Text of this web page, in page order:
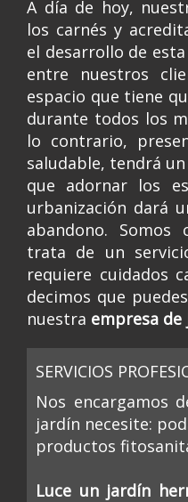
A día de hoy,
los carnés y
el desarrollo de
entre nuestros
espacio que tiene
durante todos los
lo contrario,
saludable, tendrá
que adornar los
urbanización dará
abandono. Somos
trata de un
requiere cuidados
decimos que
nuestra empresa
SERVICIOS
Nos encargamos
jardín necesite:
productos
Luce un jardín